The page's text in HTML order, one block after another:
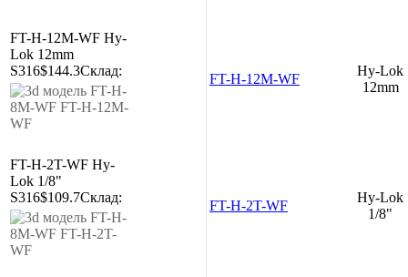
FT-H-12M-WF Hy-
Lok 12mm
S316$144.3Склад:
FT-H-12M-WF
Hy-Lok
12mm
FT-H-2T-WF Hy-
Lok 1/8"
S316$109.7Склад:
FT-H-2T-WF
Hy-Lok
1/8"